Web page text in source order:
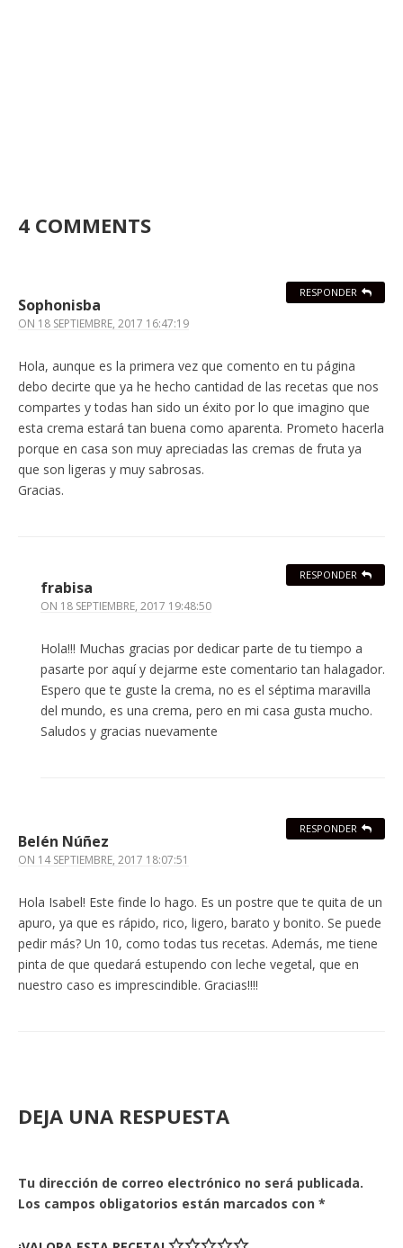
4 COMMENTS
Sophonisba
ON 18 SEPTIEMBRE, 2017 16:47:19
Hola, aunque es la primera vez que comento en tu página
debo decirte que ya he hecho cantidad de las recetas que nos
compartes y todas han sido un éxito por lo que imagino que
esta crema estará tan buena como aparenta. Prometo hacerla
porque en casa son muy apreciadas las cremas de fruta ya
que son ligeras y muy sabrosas.
Gracias.
RESPONDER
frabisa
ON 18 SEPTIEMBRE, 2017 19:48:50
Hola!!! Muchas gracias por dedicar parte de tu tiempo a
pasarte por aquí y dejarme este comentario tan halagador.
Espero que te guste la crema, no es el séptima maravilla
del mundo, es una crema, pero en mi casa gusta mucho.
Saludos y gracias nuevamente
RESPONDER
Belén Núñez
ON 14 SEPTIEMBRE, 2017 18:07:51
Hola Isabel! Este finde lo hago. Es un postre que te quita de un
apuro, ya que es rápido, rico, ligero, barato y bonito. Se puede
pedir más? Un 10, como todas tus recetas. Además, me tiene
pinta de que quedará estupendo con leche vegetal, que en
nuestro caso es imprescindible. Gracias!!!!
RESPONDER
DEJA UNA RESPUESTA
Tu dirección de correo electrónico no será publicada.
Los campos obligatorios están marcados con *